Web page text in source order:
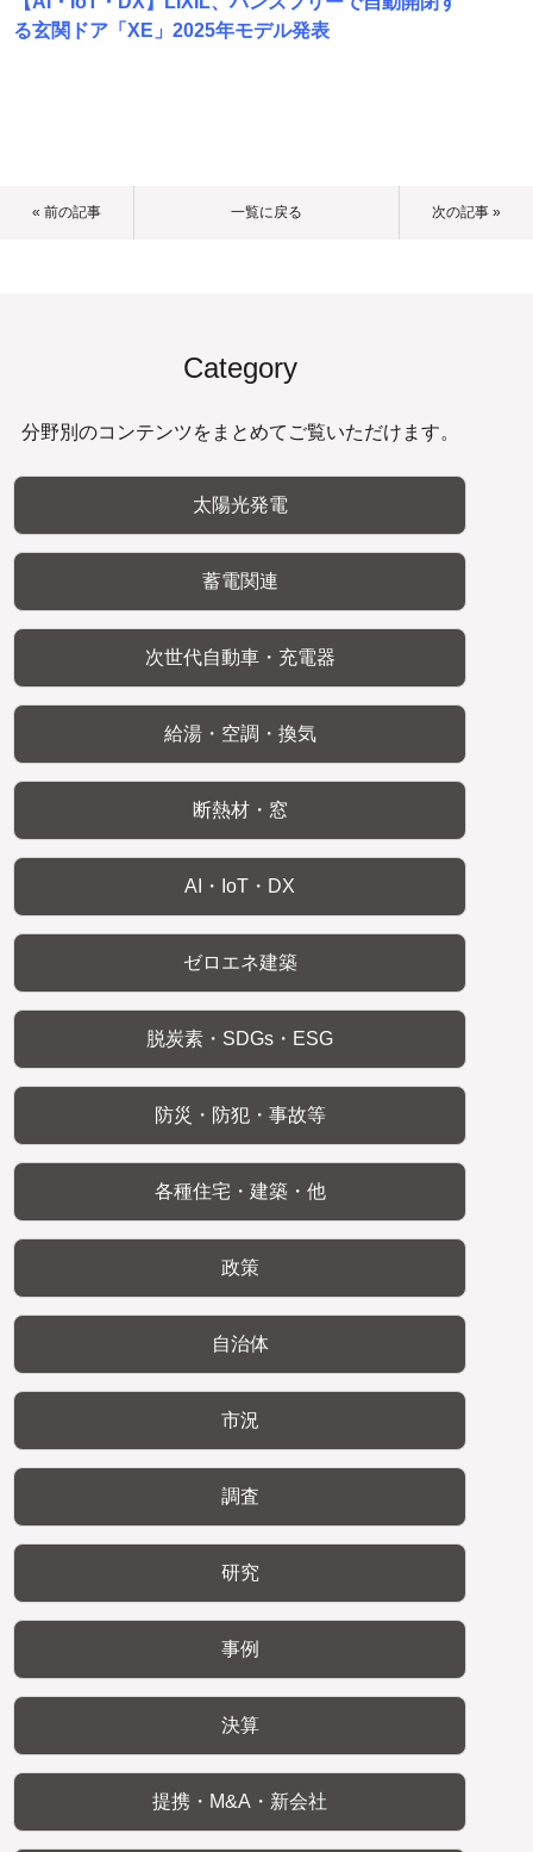
る玄関ドア「XE」2025年モデル発表
« 前の記事 一覧に戻る 次の記事 »
Category
分野別のコンテンツをまとめてご覧いただけます。
太陽光発電
蓄電関連
次世代自動車・充電器
給湯・空調・換気
断熱材・窓
AI・IoT・DX
ゼロエネ建築
脱炭素・SDGs・ESG
防災・防犯・事故等
各種住宅・建築・他
政策
自治体
市況
調査
研究
事例
決算
提携・M&A・新会社